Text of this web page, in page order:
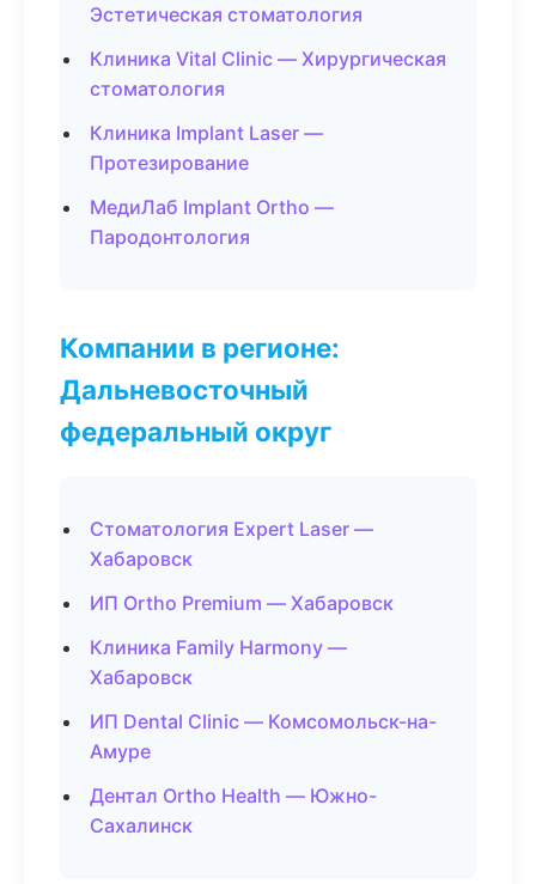
Эстетическая стоматология
Клиника Vital Clinic — Хирургическая
стоматология
Клиника Implant Laser —
Протезирование
МедиЛаб Implant Ortho —
Пародонтология
Компании в регионе:
Дальневосточный
федеральный округ
Стоматология Expert Laser —
Хабаровск
ИП Ortho Premium — Хабаровск
Клиника Family Harmony —
Хабаровск
ИП Dental Clinic — Комсомольск-на-
Амуре
Дентал Ortho Health — Южно-
Сахалинск